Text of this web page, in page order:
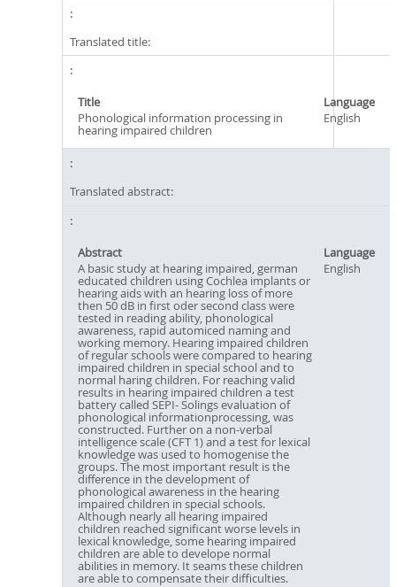
Translated title:
Title
Language
Phonological information processing in
hearing impaired children
English
Translated abstract:
Abstract
Language
A basic study at hearing impaired, german
educated children using Cochlea implants or
hearing aids with an hearing loss of more
then 50 dB in first oder second class were
tested in reading ability, phonological
awareness, rapid automiced naming and
working memory. Hearing impaired children
of regular schools were compared to hearing
impaired children in special school and to
normal haring children. For reaching valid
results in hearing impaired children a test
battery called SEPI- Solings evaluation of
phonological informationprocessing, was
constructed. Further on a non-verbal
intelligence scale (CFT 1) and a test for lexical
knowledge was used to homogenise the
groups. The most important result is the
difference in the development of
phonological awareness in the hearing
impaired children in special schools.
Although nearly all hearing impaired
children reached significant worse levels in
lexical knowledge, some hearing impaired
children are able to develope normal
abilities in memory. It seams these children
are able to compensate their difficulties.
English